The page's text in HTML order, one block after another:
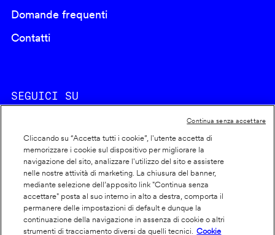
Domande frequenti
Contatti
SEGUICI SU
Footer
info
Cookie policy
Dichiarazione di accessibilità
Privacy
Cliccando su “Accetta tutti i cookie”, l'utente accetta di
memorizzare i cookie sul dispositivo per migliorare la
navigazione del sito, analizzare l'utilizzo del sito e assistere
nelle nostre attività di marketing. La chiusura del banner,
mediante selezione dell’apposito link "Continua senza
accettare" posta al suo interno in alto a destra, comporta il
permanere delle impostazioni di default e dunque la
continuazione della navigazione in assenza di cookie o altri
strumenti di tracciamento diversi da quelli tecnici.
Cookie
Continua senza accettare